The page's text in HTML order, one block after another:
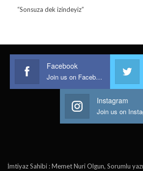
“Sonsuza dek izindeyiz”
Facebook
Join us on Facebook
Instagram
İmtiyaz Sahibi : Memet Nuri Olgun, Sorumlu